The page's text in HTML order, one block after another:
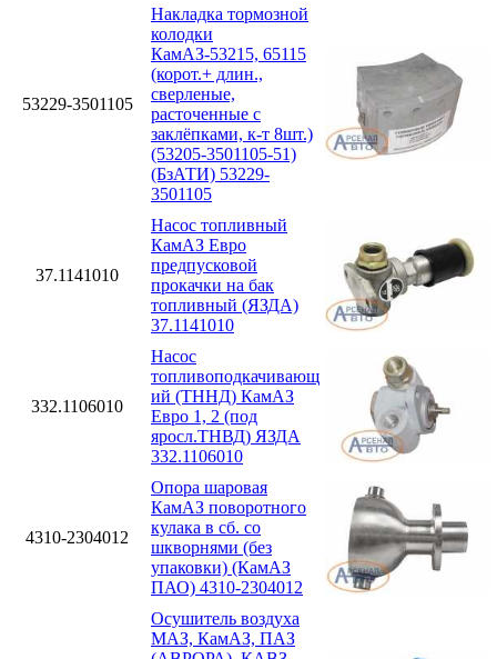
53229-3501105
Накладка тормозной
колодки
КамАЗ-53215, 65115
(корот.+ длин.,
сверленые,
расточенные с
заклёпками, к-т 8шт.)
(53205-3501105-51)
(БзАТИ) 53229-
3501105
37.1141010
Насос топливный
КамАЗ Евро
предпусковой
прокачки на бак
топливный (ЯЗДА)
37.1141010
332.1106010
Насос
топливоподкачивающ
ий (ТННД) КамАЗ
Евро 1, 2 (под
яросл.ТНВД) ЯЗДА
332.1106010
4310-2304012
Опора шаровая
КамАЗ поворотного
кулака в сб. со
шкворнями (без
упаковки) (КамАЗ
ПАО) 4310-2304012
Осушитель воздуха
МАЗ, КамАЗ, ПАЗ